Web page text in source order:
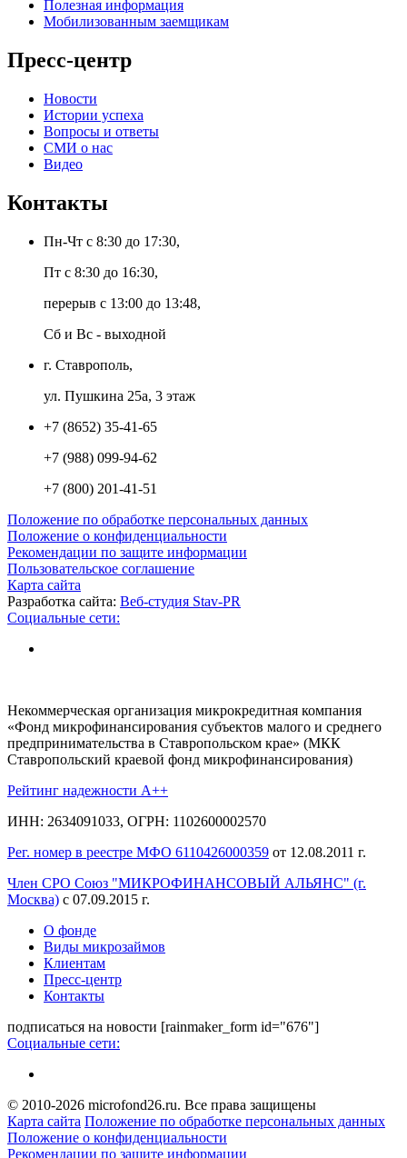
Полезная информация
Мобилизованным заемщикам
Пресс-центр
Новости
Истории успеха
Вопросы и ответы
СМИ о нас
Видео
Контакты
Пн-Чт с 8:30 до 17:30,
Пт с 8:30 до 16:30,
перерыв с 13:00 до 13:48,
Сб и Вс - выходной
г. Ставрополь,
ул. Пушкина 25а, 3 этаж
+7 (8652) 35-41-65
+7 (988) 099-94-62
+7 (800) 201-41-51
Положение по обработке персональных данных
Положение о конфиденциальности
Рекомендации по защите информации
Пользовательское соглашение
Карта сайта
Разработка сайта: Веб-студия Stav-PR
Социальные сети:
Некоммерческая организация микрокредитная компания
«Фонд микрофинансирования субъектов малого и среднего
предпринимательства в Ставропольском крае» (МКК
Ставропольский краевой фонд микрофинансирования)
Рейтинг надежности A++
ИНН: 2634091033, ОГРН: 1102600002570
Рег. номер в реестре МФО 6110426000359 от 12.08.2011 г.
Член СРО Союз "МИКРОФИНАНСОВЫЙ АЛЬЯНС" (г.
Москва) с 07.09.2015 г.
О фонде
Виды микрозаймов
Клиентам
Пресс-центр
Контакты
подписаться на новости [rainmaker_form id="676"]
Социальные сети:
© 2010-2026 microfond26.ru. Все права защищены
Карта сайта Положение по обработке персональных данных
Положение о конфиденциальности
Рекомендации по защите информации